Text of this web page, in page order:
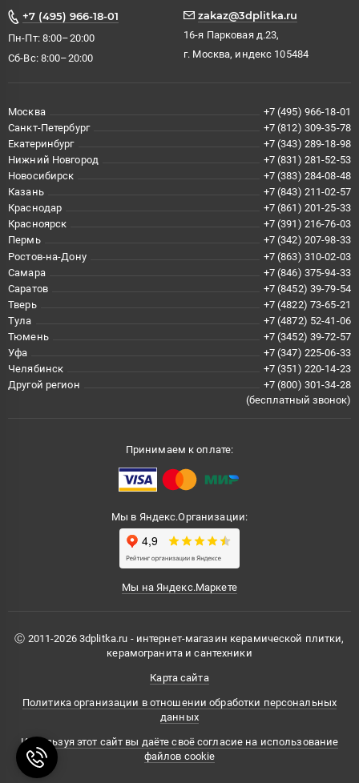
+7 (495) 966-18-01
Пн-Пт: 8:00–20:00
Сб-Вс: 8:00–20:00
zakaz@3dplitka.ru
16-я Парковая д.23,
г. Москва, индекс 105484
Москва
+7 (495) 966-18-01
Санкт-Петербург
+7 (812) 309-35-78
Екатеринбург
+7 (343) 289-18-98
Нижний Новгород
+7 (831) 281-52-53
Новосибирск
+7 (383) 284-08-48
Казань
+7 (843) 211-02-57
Краснодар
+7 (861) 201-25-33
Красноярск
+7 (391) 216-76-03
Пермь
+7 (342) 207-98-33
Ростов-на-Дону
+7 (863) 310-02-03
Самара
+7 (846) 375-94-33
Саратов
+7 (8452) 39-79-54
Тверь
+7 (4822) 73-65-21
Тула
+7 (4872) 52-41-06
Тюмень
+7 (3452) 39-72-57
Уфа
+7 (347) 225-06-33
Челябинск
+7 (351) 220-14-23
Другой регион
+7 (800) 301-34-28
(бесплатный звонок)
Принимаем к оплате:
Мы в Яндекс.Организации:
Мы на Яндекс.Маркете
Ⓒ 2011-2026 3dplitka.ru - интернет-магазин керамической плитки,
керамогранита и сантехники
Карта сайта
Политика организации в отношении обработки персональных
данных
Используя этот сайт вы даёте своё согласие на использование
файлов cookie